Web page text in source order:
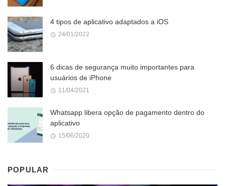
4 tipos de aplicativo adaptados a iOS
24/01/2022
6 dicas de segurança muito importantes para
usuários de iPhone
11/04/2021
Whatsapp libera opção de pagamento dentro do
aplicativo
15/06/2020
POPULAR